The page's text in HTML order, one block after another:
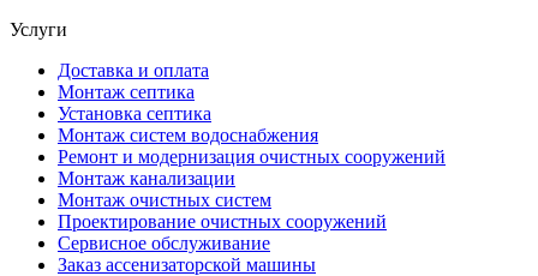
Услуги
Доставка и оплата
Монтаж септика
Установка септика
Монтаж систем водоснабжения
Ремонт и модернизация очистных сооружений
Монтаж канализации
Монтаж очистных систем
Проектирование очистных сооружений
Сервисное обслуживание
Заказ ассенизаторской машины